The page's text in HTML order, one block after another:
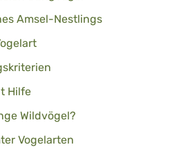
Amsel-Nestlings
Hilfe
Wildvögel?
Vogelarten